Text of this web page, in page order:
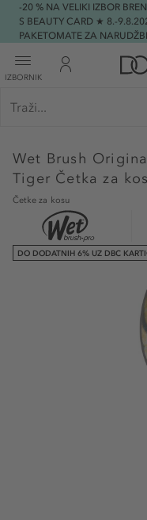
-20 % NA VELIKI IZBOR
S BEAUTY CARD ★ 8.-
PAKETOMATE ZA
IZBORNIK
Wet Brush
Tiger Četka za
Četke za kosu
DO DODATNIH 6% UZ DBC